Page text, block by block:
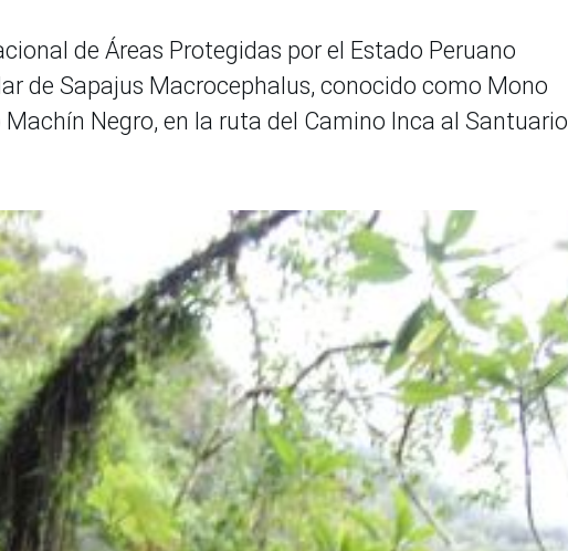
de Áreas Protegidas por el Estado Peruano
de Sapajus Macrocephalus, conocido como Mono
Negro, en la ruta del Camino Inca al Santuario